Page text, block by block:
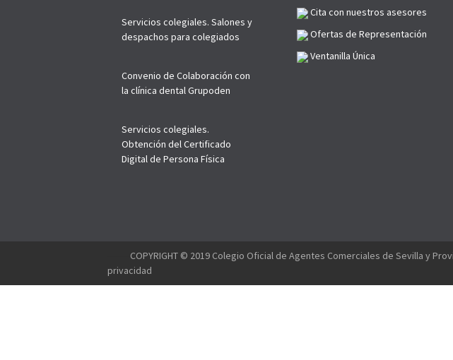
Servicios colegiales. Salones y
despachos para colegiados
Convenio de Colaboración con
la clínica dental Grupoden
Servicios colegiales.
Obtención del Certificado
Digital de Persona Física
Cita con nuestros asesores
Ofertas de Representación
Ventanilla Única
COPYRIGHT © 2019 Colegio Oficial de Agentes Comerciales de Sevilla y
privacidad